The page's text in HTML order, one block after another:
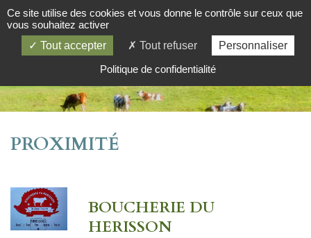
PROXIMITÉ
BOUCHERIE DU
HERISSON
Ce site utilise des cookies et vous donne le contrôle sur ceux que
vous souhaitez activer
Tout accepter
Tout refuser
Personnaliser
Politique de confidentialité